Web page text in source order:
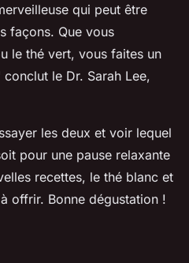
qui peut être
façons. Que vous
le thé vert, vous faites un
conclut le Dr. Sarah Lee,
les deux et voir lequel
pour une pause relaxante
recettes, le thé blanc et
offrir. Bonne dégustation !